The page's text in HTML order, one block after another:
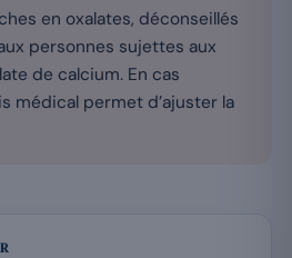
en oxalates, déconseillés
personnes sujettes aux
de calcium. En cas
médical permet d’ajuster la